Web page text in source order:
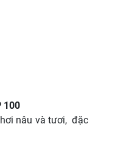
100
nâu và tươi, đặc